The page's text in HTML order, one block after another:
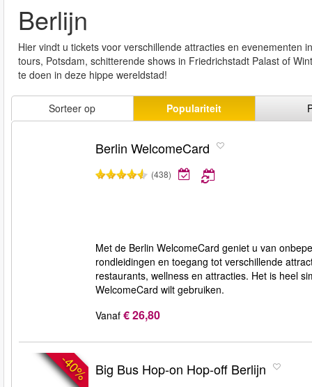
Berlijn
Hier vindt u tickets voor verschillende attracties en evenementen
tours, Potsdam, schitterende shows in Friedrichstadt Palast of
te doen in deze hippe wereldstad!
Sorteer op Populariteit
Berlin WelcomeCard
(438)
Met de Berlin WelcomeCard geniet u van
rondleidingen en toegang tot verschillende
restaurants, wellness en attracties. Het is heel
WelcomeCard wilt gebruiken.
Vanaf € 26,80
-40% Big Bus Hop-on Hop-off Berlijn